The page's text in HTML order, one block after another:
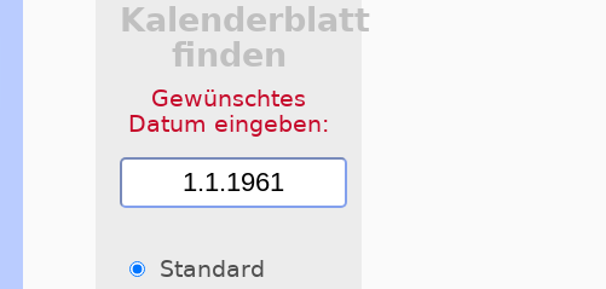
Kalenderblatt
finden
Gewünschtes
Datum eingeben:
Standard